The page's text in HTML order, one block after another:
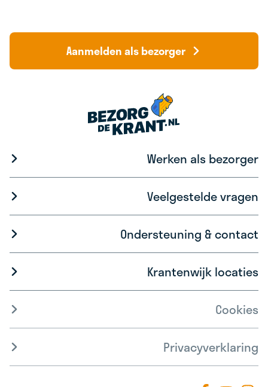
Aanmelden als bezorger
Werken als bezorger
Veelgestelde vragen
Ondersteuning & contact
Krantenwijk locaties
Cookies
Privacyverklaring